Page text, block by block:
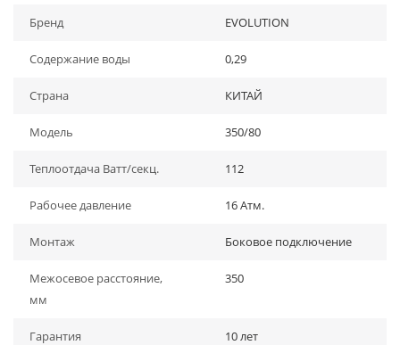
Бренд EVOLUTION
Содержание воды 0,29
Страна КИТАЙ
Модель 350/80
Теплоотдача Ватт/секц. 112
Рабочее давление 16 Атм.
Монтаж Боковое подключение
Межосевое расстояние,
мм
350
Гарантия 10 лет